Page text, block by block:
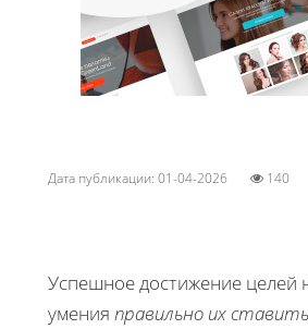
Дата публикации: 01-04-2026 140
Успешное достижение целей
умения правильно их ставить